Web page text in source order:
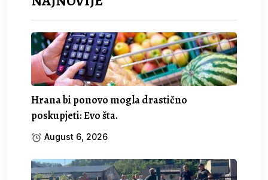
Hrana bi ponovo mogla drastično
poskupjeti: Evo šta.
August 6, 2026